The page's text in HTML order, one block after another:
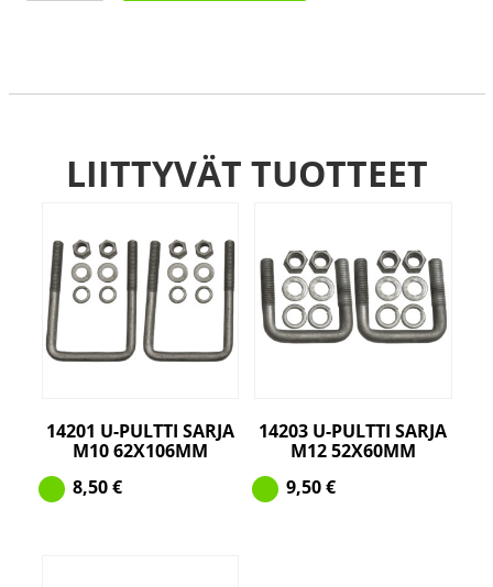
määrä
LIITTYVÄT TUOTTEET
14201 U-PULTTI SARJA
M10 62X106MM
8,50€
14203 U-PULTTI SARJA
M12 52X60MM
9,50€